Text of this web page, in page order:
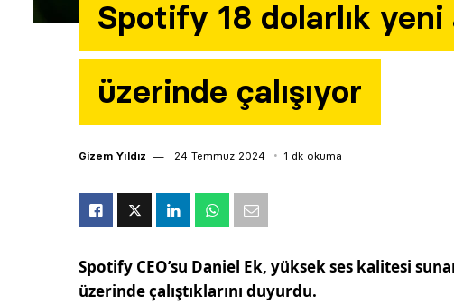
Spotify 18 dolarlık
üzerinde çalışıyor
Gizem Yıldız 24 Temmuz 2024 1 dk okuma
Spotify CEO’su Daniel Ek, yüksek ses kalitesi
üzerinde çalıştıklarını duyurdu.